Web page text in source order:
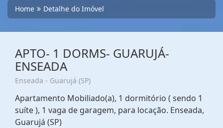
Home Detalhe do Imóvel
APTO- 1 DORMS- GUARUJÁ-
ENSEADA
Enseada - Guarujá (SP)
Apartamento Mobiliado(a), 1 dormitório ( sendo 1
suíte ), 1 vaga de garagem, para locação. Enseada,
Guarujá (SP)